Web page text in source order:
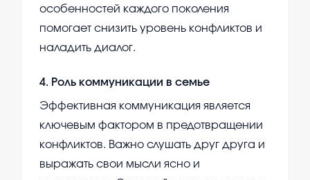
особенностей каждого поколения
помогает снизить уровень конфликтов и
наладить диалог.
4. Роль коммуникации в семье
Эффективная коммуникация является
ключевым фактором в предотвращении
конфликтов. Важно слушать друг друга и
выражать свои мысли ясно и